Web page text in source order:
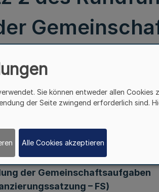
–
Medien Nordrhein-Westfalen
notwendigen personellen und
Absatz 2 des
der Gemeinschaftsaufgaben
– FS)
Sie können entweder allen Cookies
der Seite zwingend erforderlich sind.
Alle Cookies akzeptieren